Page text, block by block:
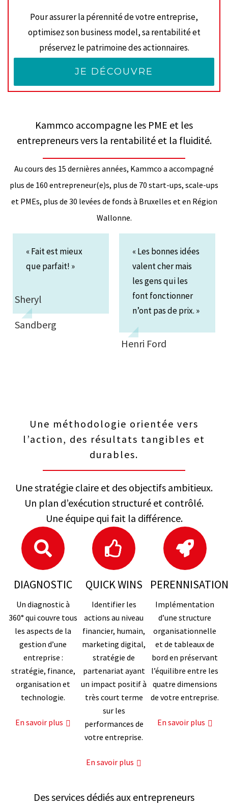
Pour assurer la pérennité de votre entreprise,
optimisez son business model, sa rentabilité et
préservez le patrimoine des actionnaires.
JE DÉCOUVRE
Kammco accompagne les PME et les
entrepreneurs vers la rentabilité et la fluidité.
Au cours des 15 dernières années, Kammco a accompagné
plus de 160 entrepreneur(e)s, plus de 70 start-ups, scale-ups
et PMEs, plus de 30 levées de fonds à Bruxelles et en Région
Wallonne.
« Fait est mieux
que parfait! »
Sheryl
Sandberg
« Les bonnes idées
valent cher mais
les gens qui les
font fonctionner
n’ont pas de prix. »
Henri Ford
Une méthodologie orientée vers
l’action, des résultats tangibles et
durables.
Une stratégie claire et des objectifs ambitieux.
Un plan d’exécution structuré et contrôlé.
Une équipe qui fait la différence.
DIAGNOSTIC
Un diagnostic à
360° qui couvre tous
les aspects de la
gestion d’une
entreprise :
stratégie, finance,
organisation et
technologie.
En savoir plus
QUICK WINS
Identifier les
actions au niveau
financier, humain,
marketing digital,
stratégie de
partenariat ayant
un impact positif à
très court terme
sur les
performances de
votre entreprise.
En savoir plus
PERENNISATION
Implémentation
d’une structure
organisationnelle
et de tableaux de
bord en préservant
l’équilibre entre les
quatre dimensions
de votre entreprise.
En savoir plus
Des services dédiés aux entrepreneurs